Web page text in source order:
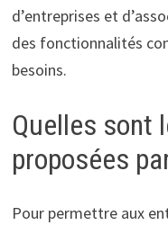
d’entreprises et
des fonctionnalités
besoins.
Quelles sont
proposées
Pour permettre aux